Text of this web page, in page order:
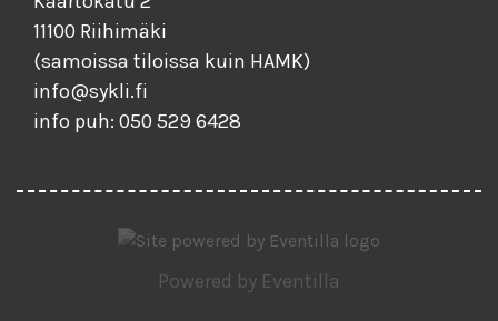
11100 Riihimäki
(samoissa tiloissa kuin HAMK)
info@sykli.fi
info puh: 050 529 6428
Powered by Eventilla